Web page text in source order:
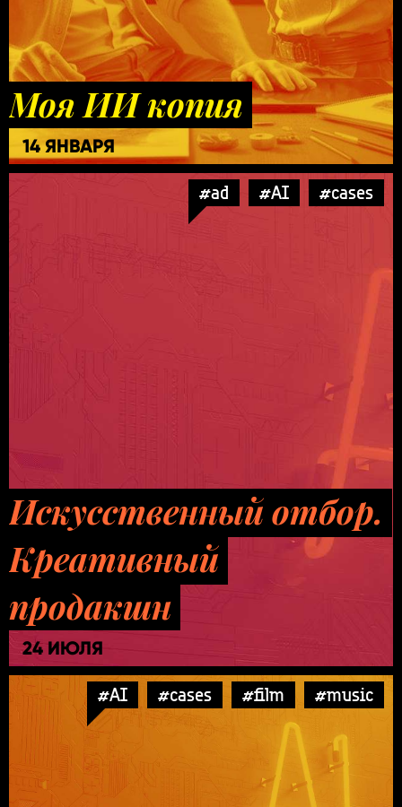
Моя ИИ копия
14 ЯНВАРЯ
#ad #AI #cases
Искусственный отбор.
Креативный
продакшн
24 ИЮЛЯ
#AI #cases #film #music